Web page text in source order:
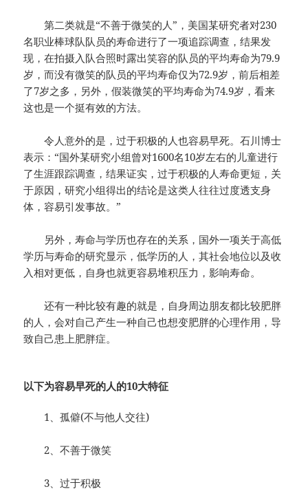
第二类就是“不善于微笑的人”，美国某研究者对230
名职业棒球队队员的寿命进行了一项追踪调查，结果发
现，在拍摄入队合照时露出笑容的队员的平均寿命为79.9
岁，而没有微笑的队员的平均寿命仅为72.9岁，前后相差
了7岁之多，另外，假装微笑的平均寿命为74.9岁，看来
这也是一个挺有效的方法。
令人意外的是，过于积极的人也容易早死。石川博士
表示：“国外某研究小组曾对1600名10岁左右的儿童进行
了生涯跟踪调查，结果证实，过于积极的人寿命更短，关
于原因，研究小组得出的结论是这类人往往过度透支身
体，容易引发事故。”
另外，寿命与学历也存在的关系，国外一项关于高低
学历与寿命的研究显示，低学历的人，其社会地位以及收
入相对更低，自身也就更容易堆积压力，影响寿命。
还有一种比较有趣的就是，自身周边朋友都比较肥胖
的人，会对自己产生一种自己也想变肥胖的心理作用，导
致自己患上肥胖症。
以下为容易早死的人的10大特征
1、孤僻(不与他人交往)
2、不善于微笑
3、过于积极